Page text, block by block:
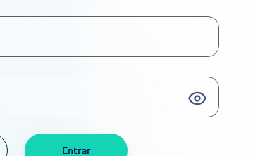
Entrar